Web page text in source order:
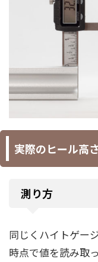
実際のヒール高さ
測り方
同じくハイトゲー
時点で値を読み取